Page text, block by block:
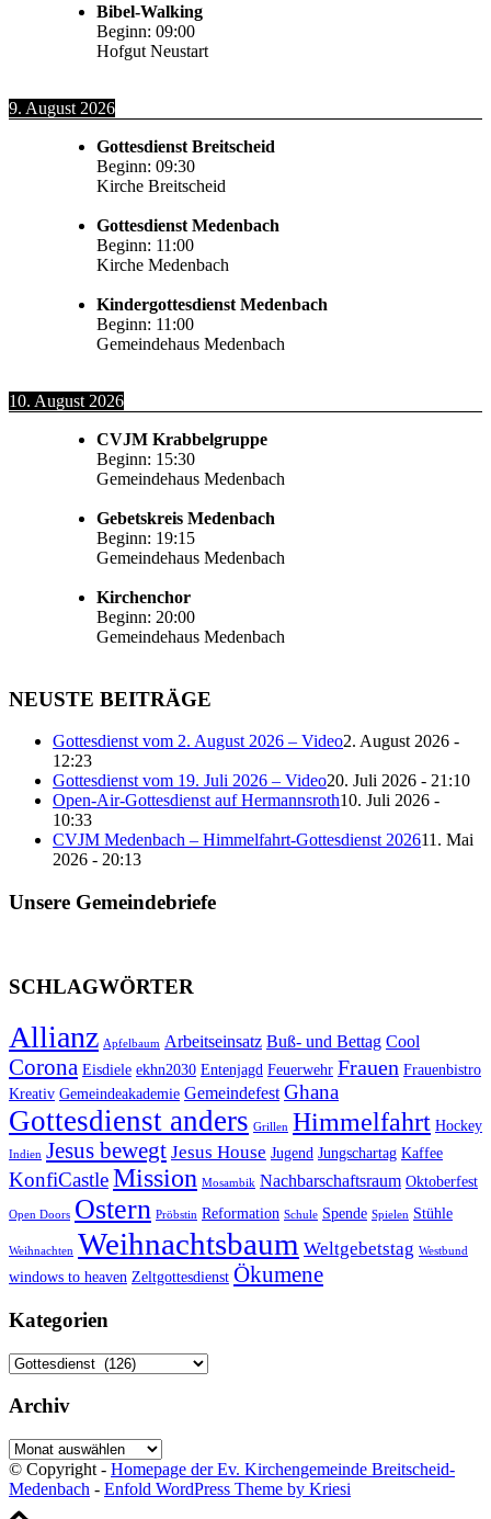
Bibel-Walking
Beginn: 09:00
Hofgut Neustart
9. August 2026
Gottesdienst Breitscheid
Beginn: 09:30
Kirche Breitscheid
Gottesdienst Medenbach
Beginn: 11:00
Kirche Medenbach
Kindergottesdienst Medenbach
Beginn: 11:00
Gemeindehaus Medenbach
10. August 2026
CVJM Krabbelgruppe
Beginn: 15:30
Gemeindehaus Medenbach
Gebetskreis Medenbach
Beginn: 19:15
Gemeindehaus Medenbach
Kirchenchor
Beginn: 20:00
Gemeindehaus Medenbach
NEUSTE BEITRÄGE
Gottesdienst vom 2. August 2026 – Video2. August 2026 -
12:23
Gottesdienst vom 19. Juli 2026 – Video20. Juli 2026 - 21:10
Open-Air-Gottesdienst auf Hermannsroth10. Juli 2026 -
10:33
CVJM Medenbach – Himmelfahrt-Gottesdienst 202611. Mai
2026 - 20:13
Unsere Gemeindebriefe
SCHLAGWÖRTER
Allianz Apfelbaum Arbeitseinsatz Buß- und Bettag Cool
Corona Eisdiele ekhn2030 Entenjagd Feuerwehr Frauen Frauenbistro
Kreativ Gemeindeakademie Gemeindefest Ghana
Gottesdienst anders Grillen Himmelfahrt Hockey
Indien Jesus bewegt Jesus House Jugend Jungschartag Kaffee
KonfiCastleMission Mosambik Nachbarschaftsraum Oktoberfest
Open Doors Ostern Pröbstin Reformation Schule Spende Spielen Stühle
Weihnachten Weihnachtsbaum Weltgebetstag Westbund
windows to heaven Zeltgottesdienst Ökumene
Kategorien
Kategorien
Archiv
Archiv
© Copyright - Homepage der Ev. Kirchengemeinde Breitscheid-
Medenbach - Enfold WordPress Theme by Kriesi